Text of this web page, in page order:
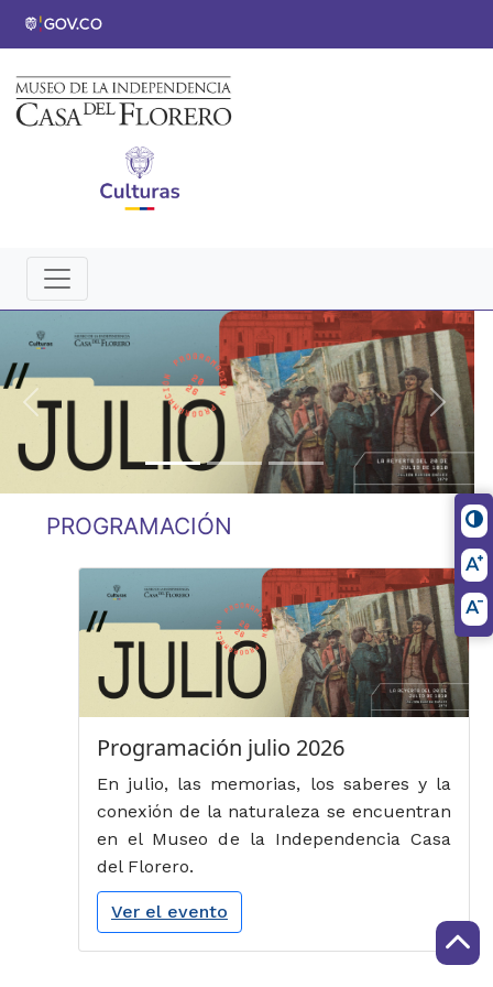
Previous Next
PROGRAMACIÓN​
Programación julio 2026
En julio, las memorias, los saberes y la
conexión de la naturaleza se encuentran
en el Museo de la Independencia Casa
del Florero.
Ver el evento